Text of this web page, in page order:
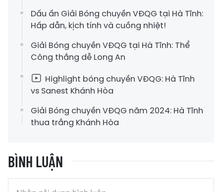
Dấu ấn Giải Bóng chuyền VĐQG tại Hà Tĩnh:
Hấp dẫn, kịch tính và cuồng nhiệt!
Giải Bóng chuyền VĐQG tại Hà Tĩnh: Thể
Công thắng dễ Long An
Highlight bóng chuyền VĐQG: Hà Tĩnh
vs Sanest Khánh Hòa
Giải Bóng chuyền VĐQG năm 2024: Hà Tĩnh
thua trắng Khánh Hòa
BÌNH LUẬN